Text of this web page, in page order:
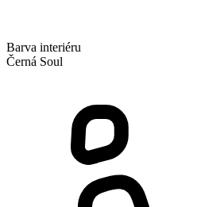
Barva interiéru
Černá Soul